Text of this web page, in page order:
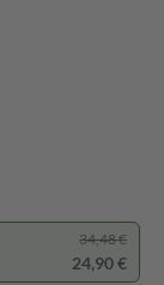
34,48 €
24,90 €